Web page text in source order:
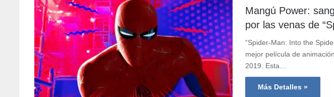
Mangú Power:
por las venas de
“Spider-Man: Into the
mejor película de
2019. Esta…
Más Detalles »